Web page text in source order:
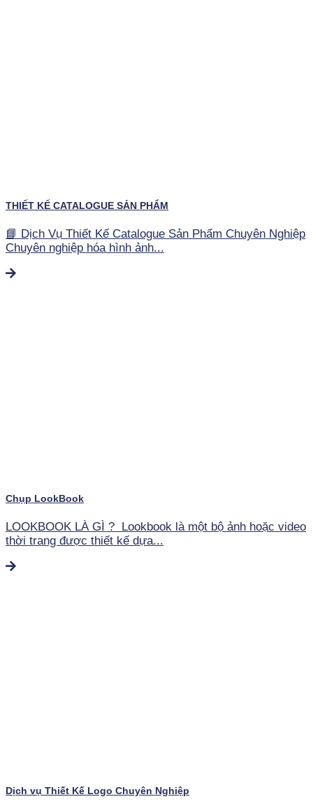
THIẾT KẾ CATALOGUE SẢN PHẨM
📘 Dịch Vụ Thiết Kế Catalogue Sản Phẩm Chuyên Nghiệp
Chuyên nghiệp hóa hình ảnh...
Chụp LookBook
LOOKBOOK LÀ GÌ ? Lookbook là một bộ ảnh hoặc video
thời trang được thiết kế dựa...
Dịch vụ Thiết Kế Logo Chuyên Nghiệp